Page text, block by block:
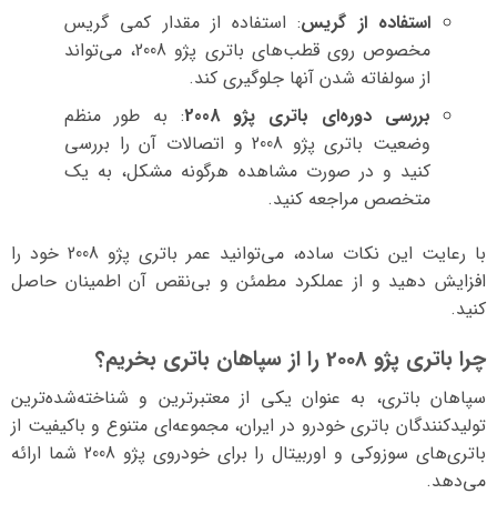
استفاده از گریس: استفاده از مقدار کمی گریس
مخصوص روی قطب‌های باتری پژو 2008، می‌تواند
از سولفاته شدن آنها جلوگیری کند.
بررسی دوره‌ای باتری پژو 2008
: به طور منظم
وضعیت باتری پژو 2008 و اتصالات آن را بررسی
کنید و در صورت مشاهده هرگونه مشکل، به یک
متخصص مراجعه کنید.
با رعایت این نکات ساده، می‌توانید عمر باتری پژو 2008 خود را
افزایش دهید و از عملکرد مطمئن و بی‌نقص آن اطمینان حاصل
کنید.
چرا باتری پژو 2008 را از سپاهان باتری بخریم؟
سپاهان باتری، به عنوان یکی از معتبرترین و شناخته‌شده‌ترین
تولیدکنندگان باتری خودرو در ایران، مجموعه‌ای متنوع و باکیفیت از
باتری‌های سوزوکی و اوربیتال را برای خودروی پژو 2008 شما ارائه
می‌دهد.